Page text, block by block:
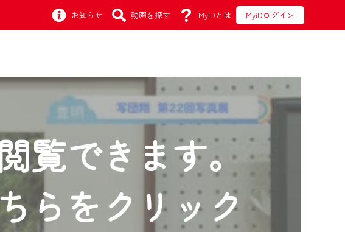
お知らせ 動画を探す MyiDとは MyiDログイン
覧できます。
らをクリック
す！